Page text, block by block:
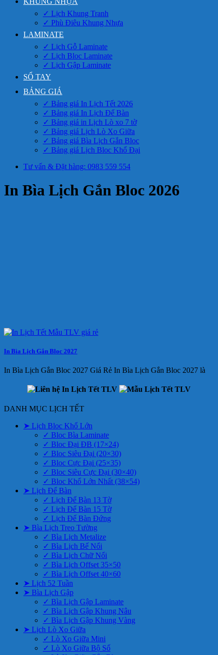
✓ Lịch Khung Tranh
✓ Phù Điêu Khung Nhựa
LAMINATE
✓ Lịch Gỗ Laminate
✓ Lịch Bloc Laminate
✓ Lịch Gập Laminate
SỔ TAY
BẢNG GIÁ
✓ Bảng giá In Lịch Tết 2026
✓ Bảng giá In Lịch Để Bàn
✓ Bảng giá in Lịch Lò xo 7 tờ
✓ Bảng giá Lịch Lò Xo Giữa
✓ Bảng giá Bìa Lịch Gắn Bloc
✓ Bảng giá Lịch Bloc Khổ Đại
Tư vấn & Đặt hàng: 0983 559 554
In Bìa Lịch Gắn Bloc 2026
In Bìa Lịch Gắn Bloc 2027
In Bìa Lịch Gắn Bloc 2027 Giá Rẻ In Bìa Lịch Gắn Bloc 2027 là
DANH MỤC LỊCH TẾT
➤ Lịch Bloc Khổ Lớn
✓ Bloc Bìa Laminate
✓ Bloc Đại ĐB (17×24)
✓ Bloc Siêu Đại (20×30)
✓ Bloc Cực Đại (25×35)
✓ Bloc Siêu Cực Đại (30×40)
✓ Bloc Khổ Lớn Nhất (38×54)
➤ Lịch Để Bàn
✓ Lịch Để Bàn 13 Tờ
✓ Lịch Để Bàn 15 Tờ
✓ Lịch Để Bàn Đứng
➤ Bìa Lịch Treo Tường
✓ Bìa Lịch Metalize
✓ Bìa Lịch Bế Nổi
✓ Bìa Lịch Chữ Nổi
✓ Bìa Lịch Offset 35×50
✓ Bìa Lịch Offset 40×60
➤ Lịch 52 Tuần
➤ Bìa Lịch Gập
✓ Bìa Lịch Gập Laminate
✓ Bìa Lịch Gập Khung Nâu
✓ Bìa Lịch Gập Khung Vàng
➤ Lịch Lò Xo Giữa
✓ Lò Xo Giữa Mini
✓ Lò Xo Giữa Bộ Số